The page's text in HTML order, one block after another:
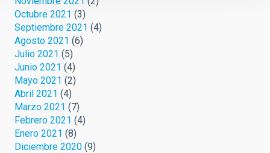
Octubre 2021 (3)
Septiembre 2021 (4)
Agosto 2021 (6)
Julio 2021 (5)
Junio 2021 (4)
Mayo 2021 (2)
Abril 2021 (4)
Marzo 2021 (7)
Febrero 2021 (4)
Enero 2021 (8)
Diciembre 2020 (9)